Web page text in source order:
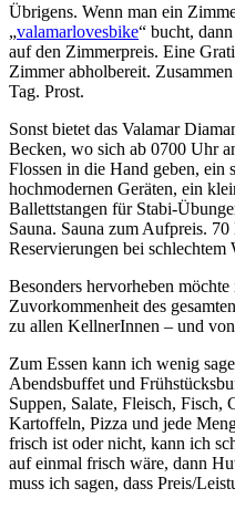
Übrigens. Wenn man ein
„valamarlovesbike“ bucht,
auf den Zimmerpreis. Eine
Zimmer abholbereit.
Tag. Prost.
Sonst bietet das Valamar
Becken, wo sich ab 0700 Uhr
Flossen in die Hand geben, ein
hochmodernen Geräten, ein
Ballettstangen für Stabi-
Sauna. Sauna zum Aufpreis.
Reservierungen bei schlechtem
Besonders hervorheben
Zuvorkommenheit des
zu allen KellnerInnen – und
Zum Essen kann ich wenig
Abendsbuffet und
Suppen, Salate, Fleisch, Fisch,
Kartoffeln, Pizza und jede
frisch ist oder nicht, kann ich
auf einmal frisch wäre, dann
muss ich sagen, dass Preis/